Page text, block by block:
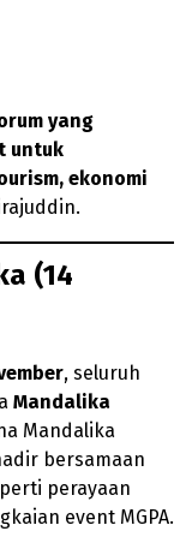
yang
untuk
ekonomi
(14
, seluruh
Mandalika
Mandalika
bersamaan
perayaan
event MGPA.